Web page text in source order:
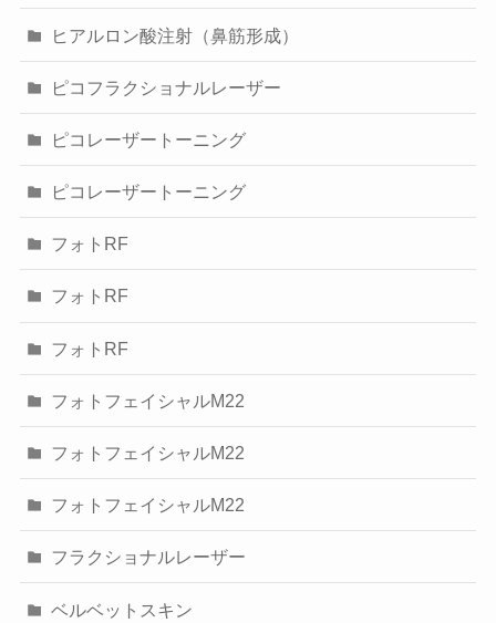
ヒアルロン酸注射（鼻筋形成）
ピコフラクショナルレーザー
ピコレーザートーニング
ピコレーザートーニング
フォトRF
フォトRF
フォトRF
フォトフェイシャルM22
フォトフェイシャルM22
フォトフェイシャルM22
フラクショナルレーザー
ベルベットスキン